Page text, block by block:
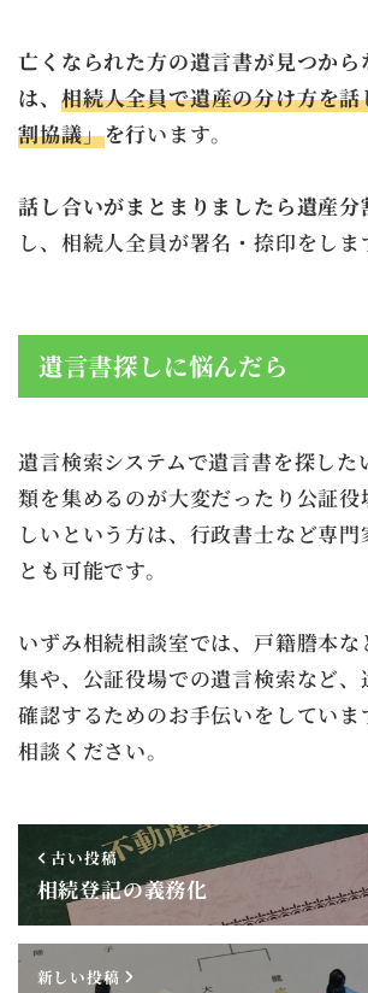
亡くなられた方の遺言書が見つか
は、 相続人全員で遺産の分け方を
割協議」を行います。
話し合いがまとまりましたら遺産
し、相続人全員が署名・捺印をしま
遺言書探しに悩んだら
遺言検索システムで遺言書を探した
類を集めるのが大変だったり公証
しいという方は、行政書士など専門
とも可能です。
いずみ相続相談室では、戸籍謄本
集や、公証役場での遺言検索など
確認するためのお手伝いをしていま
相談ください。
古い投稿
相続登記の義務化
新しい投稿